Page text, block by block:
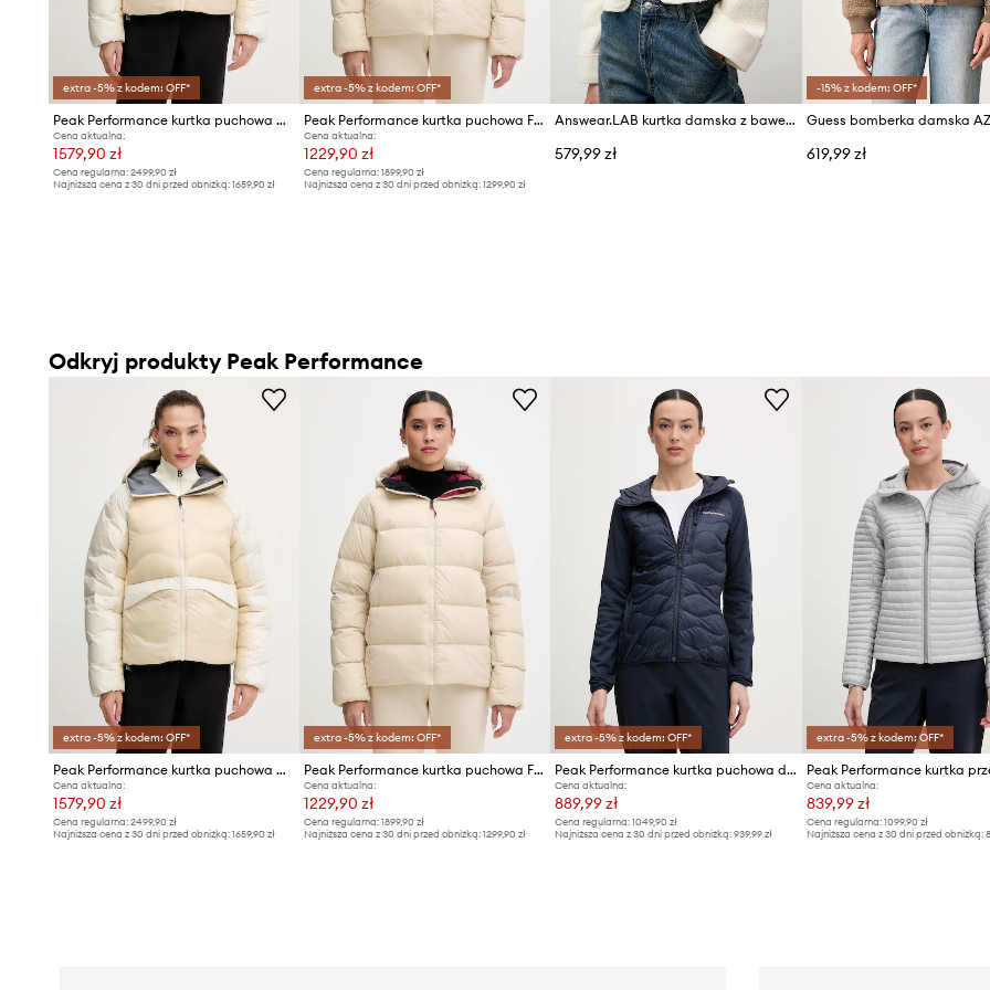
extra -5% z kodem: OFF*
Peak Performance kurtka puchowa HELIUM
Cena aktualna:
1579,90 zł
Cena regularna: 2499,90 zł
Najniższa cena z 30 dni przed obniżką: 1659,90 zł
extra -5% z kodem: OFF*
Peak Performance kurtka puchowa Frost
Cena aktualna:
1229,90 zł
Cena regularna:1899,90 zł
Najniższa cena z 30 dni przed obniżką:1299,90 zł
Answear.LAB kurtka damska z bawełną
579,99 zł
-15% z kodem: OFF*
Guess bomberka damska
619,99 zł
Odkryj produkty Peak Performance
extra -5% z kodem: OFF*
Peak Performance kurtka puchowa HELIUM
Cena aktualna:
1579,90 zł
Cena regularna: 2499,90 zł
Najniższa cena z 30 dni przed obniżką: 1659,90 zł
extra -5% z kodem: OFF*
Peak Performance kurtka puchowa Frost
Cena aktualna:
1229,90 zł
Cena regularna:1899,90 zł
Najniższa cena z 30 dni przed obniżką:1299,90 zł
extra -5% z kodem: OFF*
Peak Performance kurtka puchowa damska Helium Down
Cena aktualna:
889,99 zł
Cena regularna: 1049,90 zł
Najniższa cena z 30 dni przed obniżką: 939,99 zł
extra -5% z kodem: OFF*
Cena aktualna:
839,99 zł
Cena regularna: 1099,90 zł
Najniższa cena z 30 dni przed obniżką: